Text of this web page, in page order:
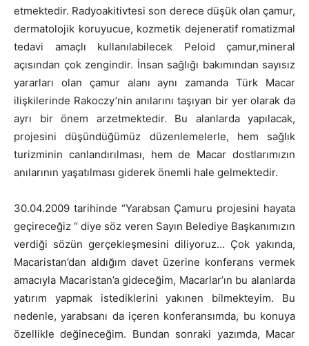
etmektedir. Radyoakitivtesi son derece düşük olan çamur,
dermatolojik koruyucue, kozmetik dejeneratif romatizmal
tedavi amaçlı kullanılabilecek Peloid çamur,mineral
açısından çok zengindir. İnsan sağlığı bakımından sayısız
yararları olan çamur alanı aynı zamanda Türk Macar
ilişkilerinde Rakoczy’nin anılarını taşıyan bir yer olarak da
ayrı bir önem arzetmektedir. Bu alanlarda yapılacak,
projesini düşündüğümüz düzenlemelerle, hem sağlık
turizminin canlandırılması, hem de Macar dostlarımızın
anılarının yaşatılması giderek önemli hale gelmektedir.
30.04.2009 tarihinde “Yarabsan Çamuru projesini hayata
geçireceğiz “ diye söz veren Sayın Belediye Başkanımızın
verdiği sözün gerçekleşmesini diliyoruz… Çok yakında,
Macaristan’dan aldığım davet üzerine konferans vermek
amacıyla Macaristan’a gideceğim, Macarlar’ın bu alanlarda
yatırım yapmak istediklerini yakınen bilmekteyim. Bu
nedenle, yarabsanı da içeren konferansımda, bu konuya
özellikle değineceğim. Bundan sonraki yazımda, Macar